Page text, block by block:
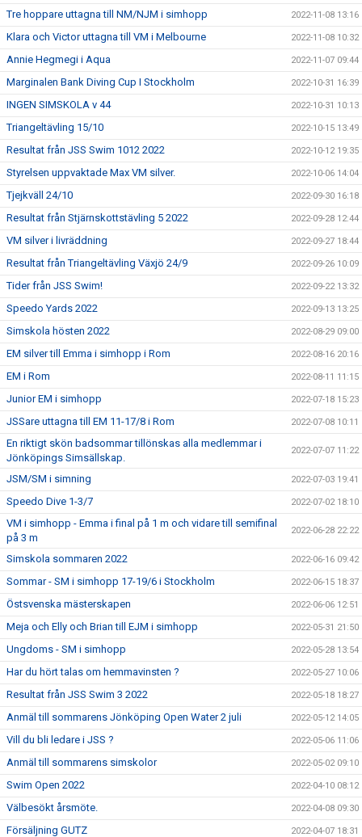
Tre hoppare uttagna till NM/NJM i simhopp 2022-11-08 13:16
Klara och Victor uttagna till VM i Melbourne 2022-11-08 10:32
Annie Hegmegi i Aqua 2022-11-07 09:44
Marginalen Bank Diving Cup I Stockholm 2022-10-31 16:39
INGEN SIMSKOLA v 44 2022-10-31 10:13
Triangeltävling 15/10 2022-10-15 13:49
Resultat från JSS Swim 1012 2022 2022-10-12 19:35
Styrelsen uppvaktade Max VM silver. 2022-10-06 14:04
Tjejkväll 24/10 2022-09-30 16:18
Resultat från Stjärnskottstävling 5 2022 2022-09-28 12:44
VM silver i livräddning 2022-09-27 18:44
Resultat från Triangeltävling Växjö 24/9 2022-09-26 10:09
Tider från JSS Swim! 2022-09-22 13:32
Speedo Yards 2022 2022-09-13 13:25
Simskola hösten 2022 2022-08-29 09:00
EM silver till Emma i simhopp i Rom 2022-08-16 20:16
EM i Rom 2022-08-11 11:15
Junior EM i simhopp 2022-07-18 15:23
JSSare uttagna till EM 11-17/8 i Rom 2022-07-08 10:11
En riktigt skön badsommar tillönskas alla medlemmar i
Jönköpings Simsällskap.
2022-07-07 11:22
JSM/SM i simning 2022-07-03 19:41
Speedo Dive 1-3/7 2022-07-02 18:10
VM i simhopp - Emma i final på 1 m och vidare till semifinal
på 3 m
2022-06-28 22:22
Simskola sommaren 2022 2022-06-16 09:42
Sommar - SM i simhopp 17-19/6 i Stockholm 2022-06-15 18:37
Östsvenska mästerskapen 2022-06-06 12:51
Meja och Elly och Brian till EJM i simhopp 2022-05-31 21:50
Ungdoms - SM i simhopp 2022-05-28 13:54
Har du hört talas om hemmavinsten ? 2022-05-27 10:06
Resultat från JSS Swim 3 2022 2022-05-18 18:27
Anmäl till sommarens Jönköping Open Water 2 juli 2022-05-12 14:05
Vill du bli ledare i JSS ? 2022-05-06 11:06
Anmäl till sommarens simskolor 2022-05-02 09:10
Swim Open 2022 2022-04-10 08:12
Välbesökt årsmöte. 2022-04-08 09:30
Försäljning GUTZ 2022-04-07 18:31